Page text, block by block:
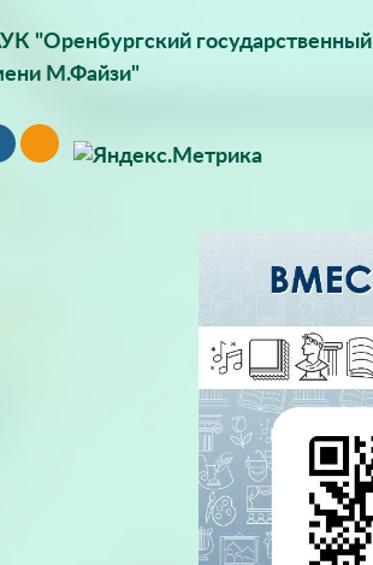
"Оренбургский
М.Файзи"